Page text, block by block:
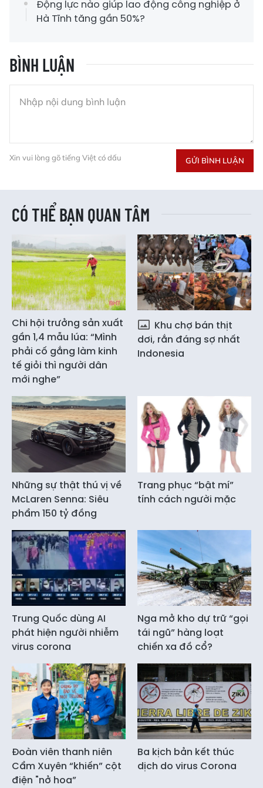
Động lực nào giúp lao động công nghiệp ở
Hà Tĩnh tăng gần 50%?
BÌNH LUẬN
Xin vui lòng gõ tiếng Việt có dấu GỬI BÌNH LUẬN
CÓ THỂ BẠN QUAN TÂM
Chi hội trưởng sản xuất
gần 1,4 mẫu lúa: “Mình
phải cố gắng làm kinh
tế giỏi thì người dân
mới nghe”
Khu chợ bán thịt
dơi, rắn đáng sợ nhất
Indonesia
Những sự thật thú vị về
McLaren Senna: Siêu
phẩm 150 tỷ đồng
Trang phục “bật mí”
tính cách người mặc
Trung Quốc dùng AI
phát hiện người nhiễm
virus corona
Nga mở kho dự trữ “gọi
tái ngũ” hàng loạt
chiến xa đồ cổ?
Đoàn viên thanh niên
Cẩm Xuyên “khiến” cột
điện "nở hoa”
Ba kịch bản kết thúc
dịch do virus Corona